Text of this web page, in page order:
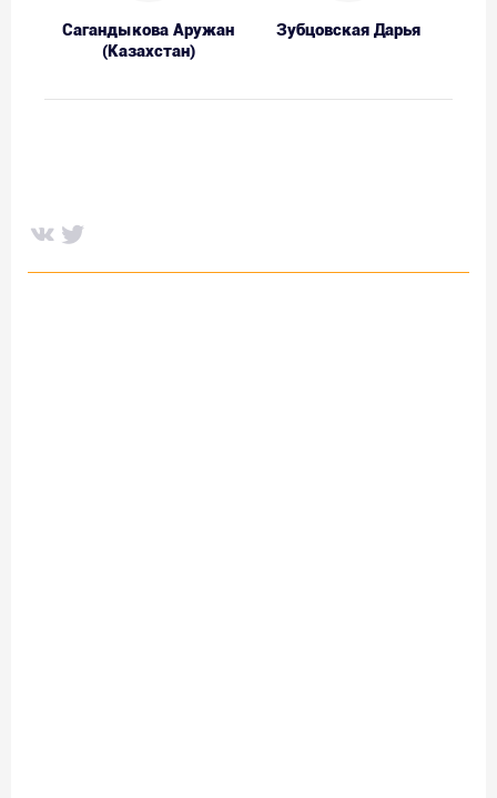
Сагандыкова Аружан
(Казахстан)
Зубцовская Дарья